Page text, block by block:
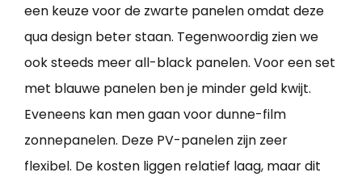
een keuze voor de zwarte panelen omdat deze
qua design beter staan. Tegenwoordig zien we
ook steeds meer all-black panelen. Voor een set
met blauwe panelen ben je minder geld kwijt.
Eveneens kan men gaan voor dunne-film
zonnepanelen. Deze PV-panelen zijn zeer
flexibel. De kosten liggen relatief laag, maar dit